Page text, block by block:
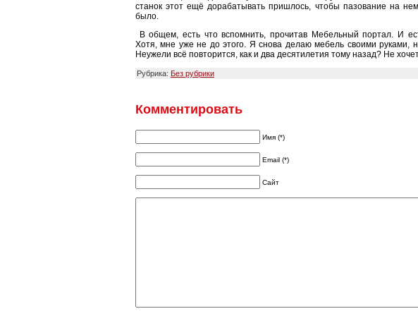
станок этот ещё дорабатывать пришлось, чтобы пазование на
было.
В общем, есть что вспомнить, прочитав Мебельный портал. И
Хотя, мне уже не до этого. Я снова делаю мебель своими руками,
Неужели всё повторится, как и два десятилетия тому назад? Не
Рубрика: Без рубрики
Комментировать
Имя (*)
Email (*)
Сайт